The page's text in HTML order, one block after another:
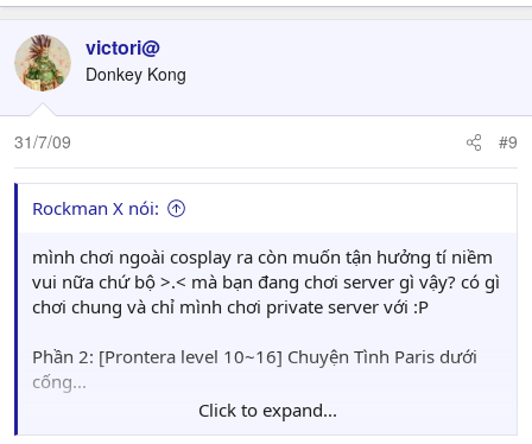
victori@
Donkey Kong
31/7/09 #9
Rockman X nói:
mình chơi ngoài cosplay ra còn muốn tận hưởng tí niềm
vui nữa chứ bộ >.< mà bạn đang chơi server gì vậy? có gì
chơi chung và chỉ mình chơi private server với :P
Phần 2: [Prontera level 10~16] Chuyện Tình Paris dưới
cống...
Để xem, là tu sĩ tập sự, nếu muốn train thì pé phải đi đâu
Click to expand...